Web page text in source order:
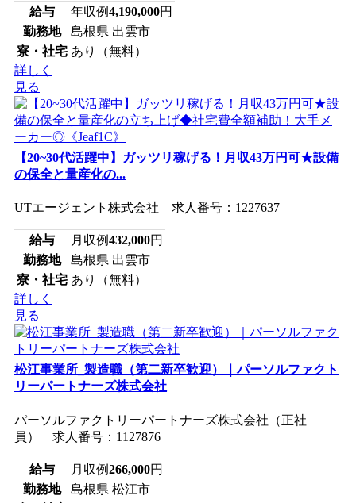
給与
年収例4,190,000円
勤務地
島根県 出雲市
寮・社宅 あり（無料）
詳しく
見る
【20~30代活躍中】ガッツリ稼げる！月収43万円可★設備
の保全と量産化の...
UTエージェント株式会社 求人番号：1227637
給与 月収例432,000円
勤務地
島根県 出雲市
寮・社宅 あり（無料）
詳しく
見る
松江事業所_製造職（第二新卒歓迎）｜パーソルファクト
リーパートナーズ株式会社
パーソルファクトリーパートナーズ株式会社（正社
員） 求人番号：1127876
給与 月収例266,000円
勤務地
島根県 松江市